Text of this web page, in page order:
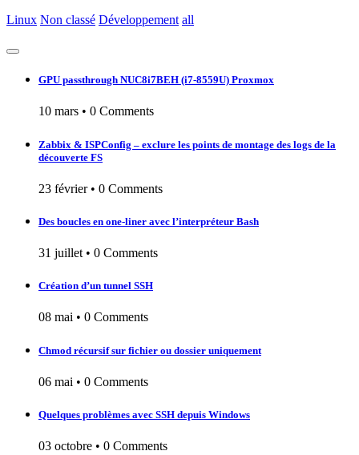
Linux Non classé Développement all
GPU passthrough NUC8i7BEH (i7-8559U) Proxmox
10 mars • 0 Comments
Zabbix & ISPConfig – exclure les points de montage des logs de la
découverte FS
23 février• 0 Comments
Des boucles en one-liner avec l’interpréteur Bash
31 juillet • 0 Comments
Création d’un tunnel SSH
08 mai • 0 Comments
Chmod récursif sur fichier ou dossier uniquement
06 mai • 0 Comments
Quelques problèmes avec SSH depuis Windows
03 octobre • 0 Comments